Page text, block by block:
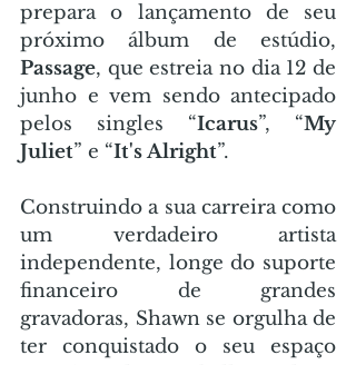
prepara o lançamento de seu
Passage, que estreia no dia 12 de
junho e vem sendo antecipado
pelos singles “Icarus”, “My
Juliet” e “It's Alright”.
Construindo a sua carreira como
um verdadeiro artista
independente, longe do suporte
financeiro de grandes
gravadoras, Shawn se orgulha de
ter conquistado o seu espaço